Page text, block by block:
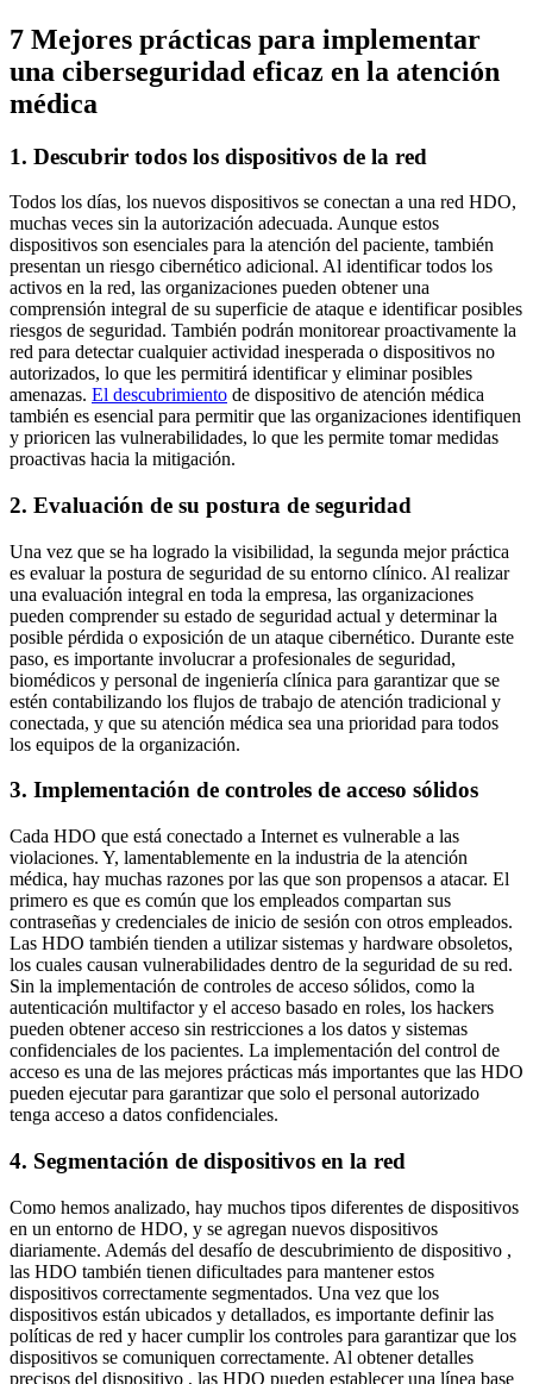
7 Mejores prácticas para implementar
una ciberseguridad eficaz en la atención
médica
1. Descubrir todos los dispositivos de la red
Todos los días, los nuevos dispositivos se conectan a una red HDO,
muchas veces sin la autorización adecuada. Aunque estos
dispositivos son esenciales para la atención del paciente, también
presentan un riesgo cibernético adicional. Al identificar todos los
activos en la red, las organizaciones pueden obtener una
comprensión integral de su superficie de ataque e identificar posibles
riesgos de seguridad. También podrán monitorear proactivamente la
red para detectar cualquier actividad inesperada o dispositivos no
autorizados, lo que les permitirá identificar y eliminar posibles
amenazas. El descubrimiento de dispositivo de atención médica
también es esencial para permitir que las organizaciones identifiquen
y prioricen las vulnerabilidades, lo que les permite tomar medidas
proactivas hacia la mitigación.
2. Evaluación de su postura de seguridad
Una vez que se ha logrado la visibilidad, la segunda mejor práctica
es evaluar la postura de seguridad de su entorno clínico. Al realizar
una evaluación integral en toda la empresa, las organizaciones
pueden comprender su estado de seguridad actual y determinar la
posible pérdida o exposición de un ataque cibernético. Durante este
paso, es importante involucrar a profesionales de seguridad,
biomédicos y personal de ingeniería clínica para garantizar que se
estén contabilizando los flujos de trabajo de atención tradicional y
conectada, y que su atención médica sea una prioridad para todos
los equipos de la organización.
3. Implementación de controles de acceso sólidos
Cada HDO que está conectado a Internet es vulnerable a las
violaciones. Y, lamentablemente en la industria de la atención
médica, hay muchas razones por las que son propensos a atacar. El
primero es que es común que los empleados compartan sus
contraseñas y credenciales de inicio de sesión con otros empleados.
Las HDO también tienden a utilizar sistemas y hardware obsoletos,
los cuales causan vulnerabilidades dentro de la seguridad de su red.
Sin la implementación de controles de acceso sólidos, como la
autenticación multifactor y el acceso basado en roles, los hackers
pueden obtener acceso sin restricciones a los datos y sistemas
confidenciales de los pacientes. La implementación del control de
acceso es una de las mejores prácticas más importantes que las HDO
pueden ejecutar para garantizar que solo el personal autorizado
tenga acceso a datos confidenciales.
4. Segmentación de dispositivos en la red
Como hemos analizado, hay muchos tipos diferentes de dispositivos
en un entorno de HDO, y se agregan nuevos dispositivos
diariamente. Además del desafío de descubrimiento de dispositivo ,
las HDO también tienen dificultades para mantener estos
dispositivos correctamente segmentados. Una vez que los
dispositivos están ubicados y detallados, es importante definir las
políticas de red y hacer cumplir los controles para garantizar que los
dispositivos se comuniquen correctamente. Al obtener detalles
precisos del dispositivo , las HDO pueden establecer una línea base